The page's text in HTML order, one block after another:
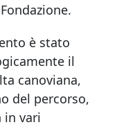
è stato
il
canoviana,
del percorso,
in vari